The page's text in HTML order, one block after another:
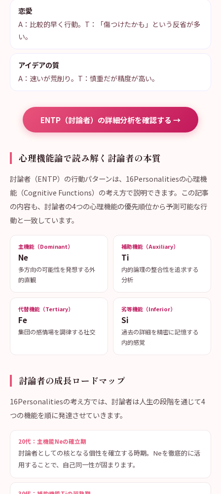
恋愛
A：比較的早く行動。T：「傷つけたかも」という反省が多
い。
アイデアの質
A：速いが荒削り。T：慎重だが精度が高い。
ENTP（討論者）の詳細分析を確認する →
心理機能論で読み解く討論者の本質
討論者（ENTP）の行動パターンは、16Personalitiesの心理機
能（Cognitive Functions）の考え方で説明できます。この記事
の内容も、討論者の4つの心理機能の優先順位から予測可能な行
動と一致しています。
主機能（Dominant）
Ne
多方向の可能性を発想する外
的直観
補助機能（Auxiliary）
Ti
内的論理の整合性を追求する
分析
代替機能（Tertiary）
Fe
集団の感情場を調律する社交
劣等機能（Inferior）
Si
過去の詳細を精密に記憶する
内的感覚
討論者の成長ロードマップ
16Personalitiesの考え方では、討論者は人生の段階を通じて4
つの機能を順に発達させていきます。
20代：主機能Neの確立期
討論者としての核となる個性を確立する時期。Neを徹底的に活
用することで、自己同一性が固まります。